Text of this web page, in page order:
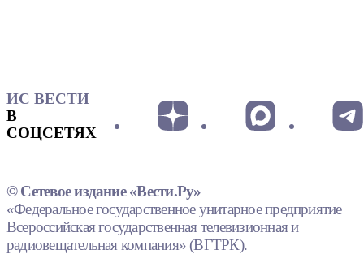
ИС ВЕСТИ
В
СОЦСЕТЯХ
© Сетевое издание «Вести.Ру»
«Федеральное государственное унитарное предприятие
Всероссийская государственная телевизионная и
радиовещательная компания» (ВГТРК).